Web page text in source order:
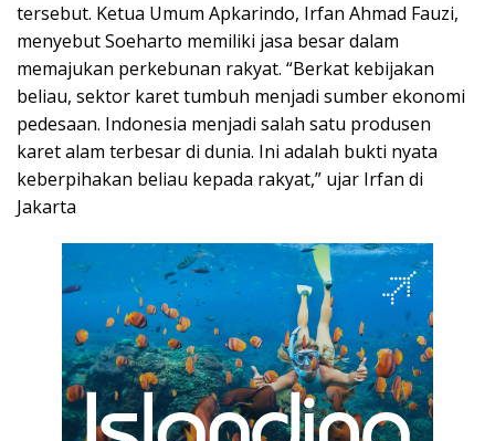
tersebut. Ketua Umum Apkarindo, Irfan Ahmad Fauzi,
menyebut Soeharto memiliki jasa besar dalam
memajukan perkebunan rakyat. “Berkat kebijakan
beliau, sektor karet tumbuh menjadi sumber ekonomi
pedesaan. Indonesia menjadi salah satu produsen
karet alam terbesar di dunia. Ini adalah bukti nyata
keberpihakan beliau kepada rakyat,” ujar Irfan di
Jakarta